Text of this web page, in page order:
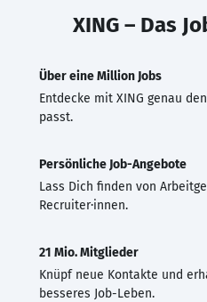
XING – Das
Über eine Million Jobs
Entdecke mit XING genau
passt.
Persönliche Job-Angebote
Lass Dich finden von
Recruiter·innen.
21 Mio. Mitglieder
Knüpf neue Kontakte und
besseres Job-Leben.